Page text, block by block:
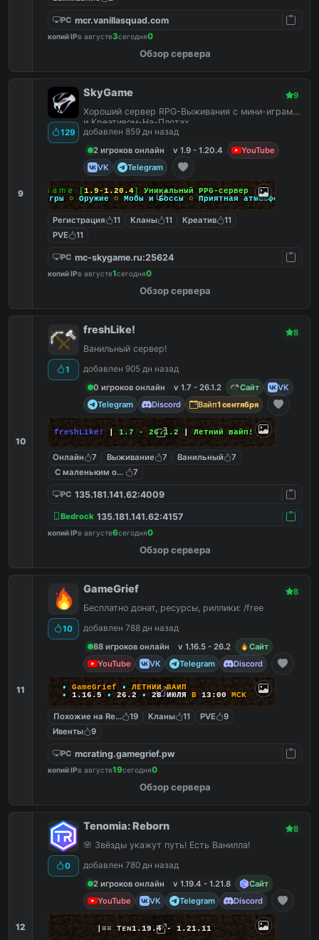
PC mcr.vanillasquad.com
копий IPв августе3сегодня0
Обзор сервера
9
129
SkyGame 9
Хороший сервер RPG-Выживания с мини-играми
и Креативом-На-Плотах.
добавлен 859 дн назад
2 игроков онлайн
v 1.9 - 1.20.4
YouTube
VK
Telegram
Ｓｋｙ Ｇａｍｅ [1.9-1.20.4] Уникальный PPG-сервер
Мини-игры ○ Оружие ○ Мобы и Боссы ○ Приятная атмосфера
Регистрация 11 Кланы 11 Креатив
11
PVE
11
PC mc-skygame.ru:25624
копий IPв августе1сегодня0
Обзор сервера
10
1
freshLike! 8
Ванильный сервер!
добавлен 905 дн назад
0 игроков онлайн
v 1.7 - 26.1.2 Сайт
VK
Telegram
Discord Вайп1 сентября
freshLike! 1.7 - 26.1.2 | Летний вайп!
Онлайн 7 Выживание 7 Ванильный
7
С маленьким онлайном
7
PC 135.181.141.62:4009
Bedrock 135.181.141.62:4157
копий IPв августе6сегодня0
Обзор сервера
11
10
GameGrief 8
Бесплатно донат, ресурсы, риллики: /free
добавлен 788 дн назад
88 игроков онлайн
v 1.16.5 - 26.2
Сайт
YouTube
VK Telegram Discord
• GameGrief • ЛЕТНИЙ ВАЙП
•
1. 16 . 5 • 26.2 • 28 ИЮЛЯ В 13:00 МСК
Похожие на ReallyWorld
19 Кланы 11 PVE
9
Ивенты
9
PC mcrating.gamegrief.pw
копий IPв августе19сегодня0
Обзор сервера
12
0
Tenomia: Reborn 8
🌸 Звёзды укажут путь! Есть Ванилла!
добавлен 780 дн назад
2 игроков онлайн
v 1.19.4 - 1.21.8
Сайт
YouTube
VK Telegram Discord
≡≡ Tᴇɴ1.19.4 - 1.21.11